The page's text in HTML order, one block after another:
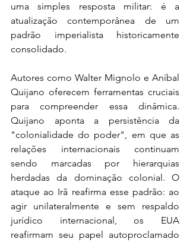
uma simples resposta militar: é a
atualização contemporânea de um
padrão imperialista historicamente
consolidado.
Autores como Walter Mignolo e Aníbal
Quijano oferecem ferramentas cruciais
para compreender essa dinâmica.
Quijano aponta a persistência da
"colonialidade do poder", em que as
relações internacionais continuam
sendo marcadas por hierarquias
herdadas da dominação colonial. O
ataque ao Irã reafirma esse padrão: ao
agir unilateralmente e sem respaldo
jurídico internacional, os EUA
reafirmam seu papel autoproclamado